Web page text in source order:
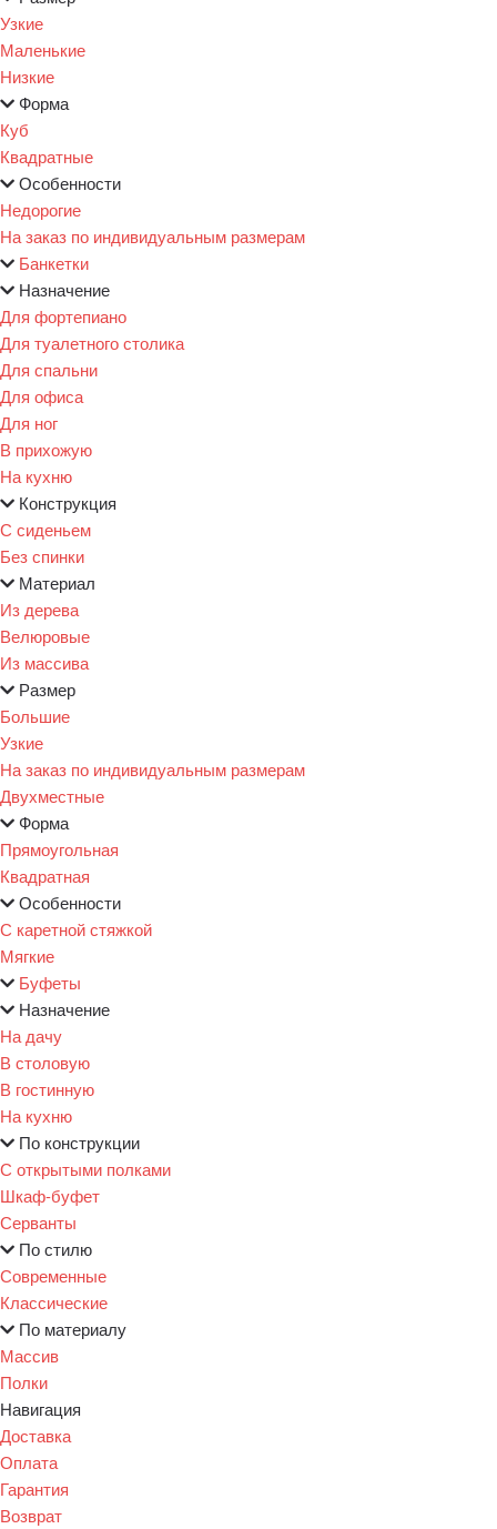
Узкие
Маленькие
Низкие
Форма
Куб
Квадратные
Особенности
Недорогие
На заказ по индивидуальным размерам
Банкетки
Назначение
Для фортепиано
Для туалетного столика
Для спальни
Для офиса
Для ног
В прихожую
На кухню
Конструкция
С сиденьем
Без спинки
Материал
Из дерева
Велюровые
Из массива
Размер
Большие
Узкие
На заказ по индивидуальным размерам
Двухместные
Форма
Прямоугольная
Квадратная
Особенности
С каретной стяжкой
Мягкие
Буфеты
Назначение
На дачу
В столовую
В гостинную
На кухню
По конструкции
С открытыми полками
Шкаф-буфет
Серванты
По стилю
Современные
Классические
По материалу
Массив
Полки
Навигация
Доставка
Оплата
Гарантия
Возврат